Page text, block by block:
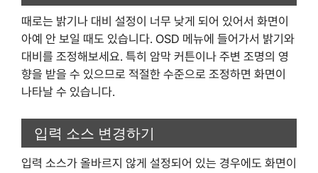
때로는 밝기나 대비 설정이 너무 낮게 되어 있어서 화면이
아예 안 보일 때도 있습니다. OSD 메뉴에 들어가서 밝기와
대비를 조정해보세요. 특히 암막 커튼이나 주변 조명의 영
향을 받을 수 있으므로 적절한 수준으로 조정하면 화면이
나타날 수 있습니다.
입력 소스 변경하기
입력 소스가 올바르지 않게 설정되어 있는 경우에도 화면이